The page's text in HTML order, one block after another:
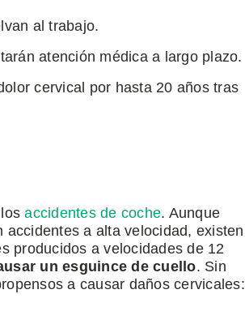
al trabajo.
atención médica a largo plazo.
cervical por hasta 20 años tras
losaccidentes de coche. Aunque
a alta velocidad, existen
producidos a velocidades de 12
un esguince de cuello. Sin
a causar daños cervicales: